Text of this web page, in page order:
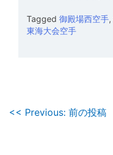
Tagged 御殿場西空手,
東海大会空手
投
<< Previous: 前の投稿